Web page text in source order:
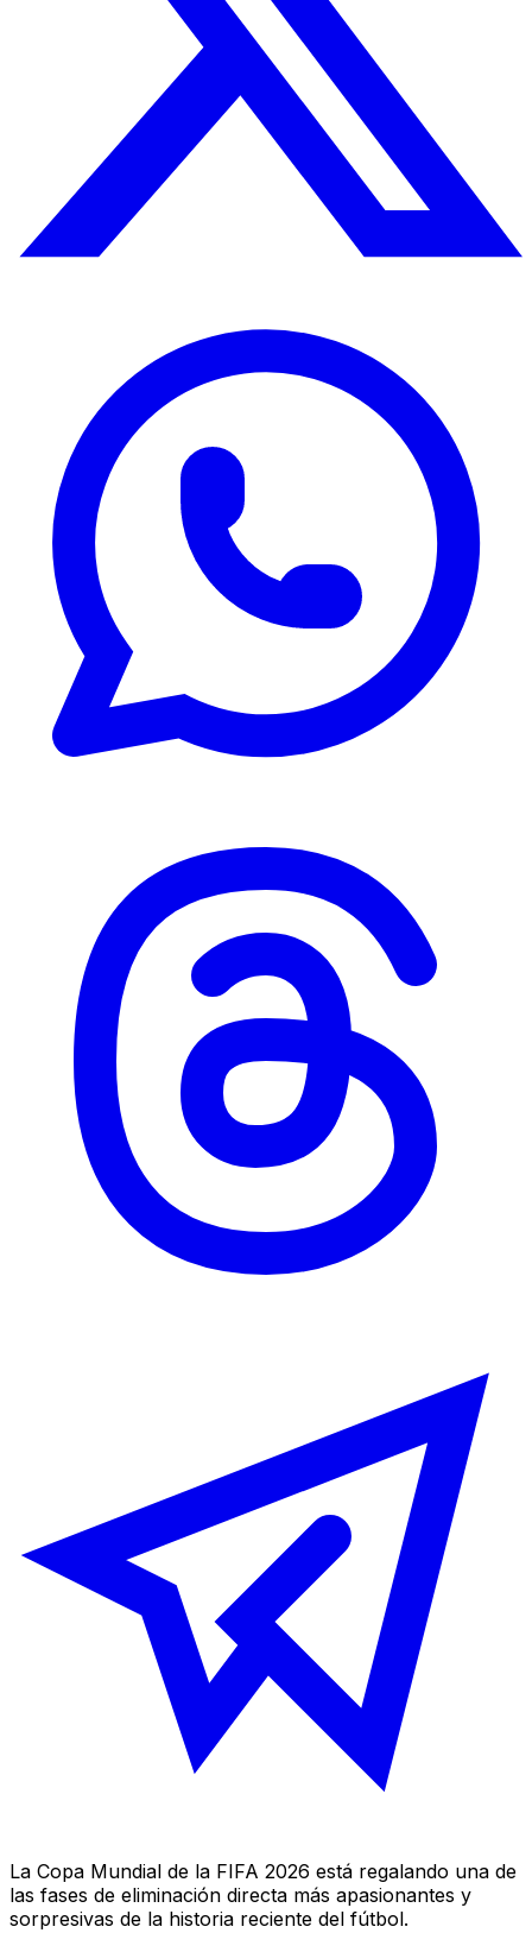
La Copa Mundial de la FIFA 2026 está regalando una de
las fases de eliminación directa más apasionantes y
sorpresivas de la historia reciente del fútbol.